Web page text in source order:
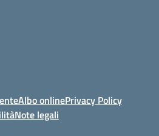
Albo onlinePrivacy Policy
Note legali